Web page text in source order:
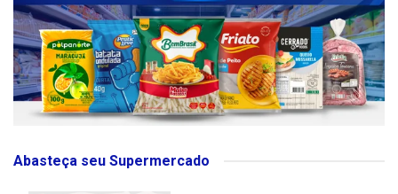
Abasteça seu Supermercado